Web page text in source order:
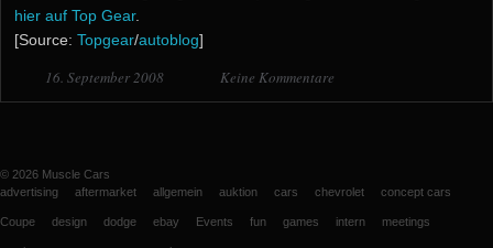
hier auf Top Gear.
[Source: Topgear/autoblog]
16. September 2008 Keine Kommentare
© 2026 Muscle Cars
advertising
aftermarket allgemein auktion cars chevrolet concept cars
Coupe design dodge ebay Events fun games intern meetings